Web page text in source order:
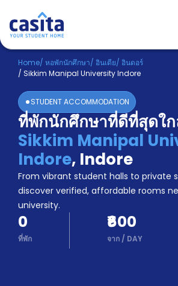
Home TH INR
เข้าสู่
ระบบ
Booking
Accommodation
About
us
Blog
Refer
And
Earn
Become
A
Partner
Help
Home/ หอพักนักศึกษา/ อินเดีย/ อินดอร์
/ Sikkim Manipal University Indore
STUDENT ACCOMMODATION
ที่พักนักศึกษาที่ดีที่สุดใ
Sikkim Manipal
Indore, Indore
From vibrant student halls to private
discover verified, affordable rooms
university.
0
ที่พัก
₹600
จาก/ DAY